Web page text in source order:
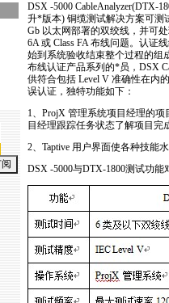
DSX -5000 CableAnalyzer(DTX-
升*版本) 铜缆测试解决方案可测
Gb 以太网部署的双绞线，并可处
6A 或 Class FA 布线问题。认证
始到系统验收结束整个过程的组
布线认证产品系列的*员，DSX
供符合包括 Level V 准确性在内
误认证，独特功能如下：
1、ProjX 管理系统项目经理的
目经理跟踪任务状态了解项目完
2、Taptive 用户界面使各种技能
DSX -5000与DTX-1800测试功能